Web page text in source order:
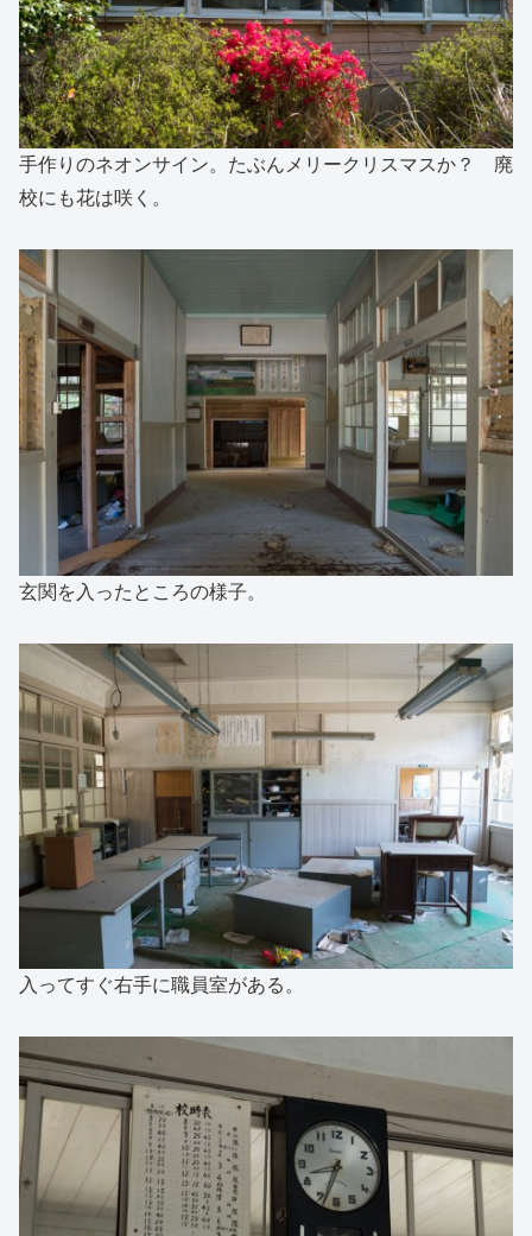
手作りのネオンサイン。たぶんメリークリスマスか？ 廃
校にも花は咲く。
玄関を入ったところの様子。
入ってすぐ右手に職員室がある。